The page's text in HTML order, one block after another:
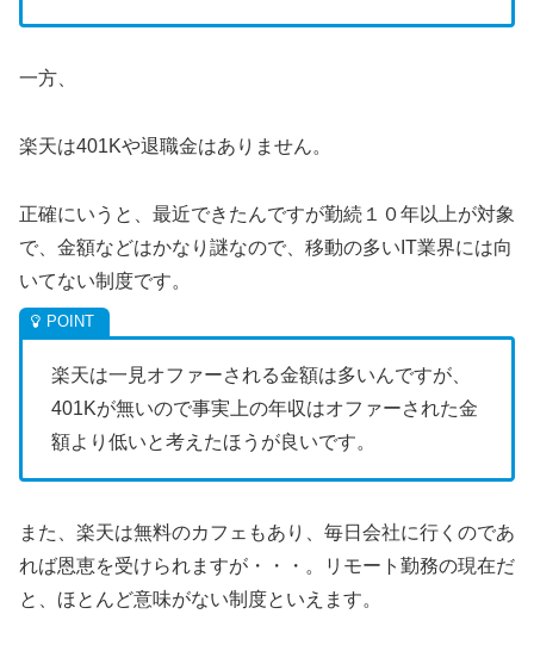
一方、
楽天は401Kや退職金はありません。
正確にいうと、最近できたんですが勤続１０年以上が対象
で、金額などはかなり謎なので、移動の多いIT業界には向
いてない制度です。
楽天は一見オファーされる金額は多いんですが、
401Kが無いので事実上の年収はオファーされた金
額より低いと考えたほうが良いです。
また、楽天は無料のカフェもあり、毎日会社に行くのであ
れば恩恵を受けられますが・・・。リモート勤務の現在だ
と、ほとんど意味がない制度といえます。